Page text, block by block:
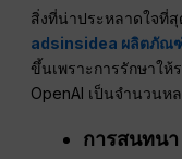
สิ่งที่น่าประหลาดใจที่
adsinsidea ผลิตภัณ
ขึ้นเพราะการรักษาให้
OpenAI เป็นจำนวนห
การสนทน